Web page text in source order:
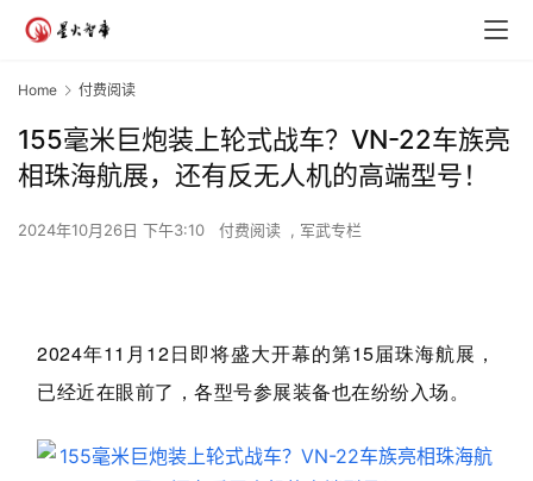
Home 付费阅读
155毫米巨炮装上轮式战车？VN-22车族亮
相珠海航展，还有反无人机的高端型号！
2024年10月26日 下午3:10 付费阅读 , 军武专栏
2024年11月12日即将盛大开幕的第15届珠海航展，
已经近在眼前了，各型号参展装备也在纷纷入场。